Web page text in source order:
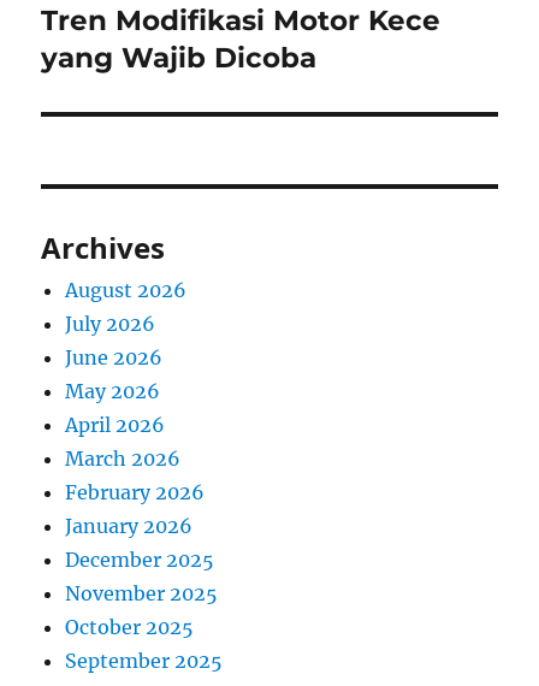
Next
post:
Tren Modifikasi Motor Kece
yang Wajib Dicoba
Archives
August 2026
July 2026
June 2026
May 2026
April 2026
March 2026
February 2026
January 2026
December 2025
November 2025
October 2025
September 2025